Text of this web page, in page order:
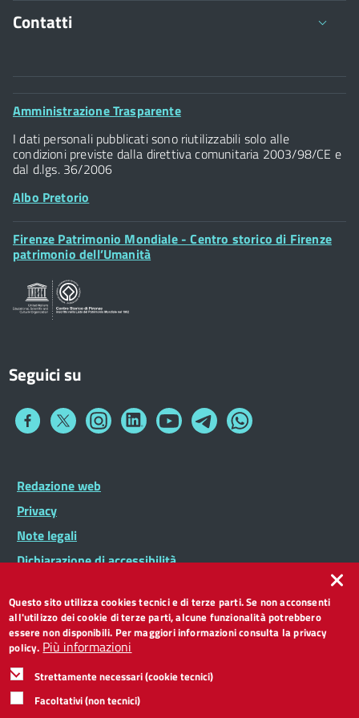
Contatti
Comune di Firenze
Palazzo Vecchio
Piazza della Signoria - 50122, Firenze
P.IVA 01307110484
Posta Elettronica Certificata
Footer
Amministrazione Trasparente
I dati personali pubblicati sono riutilizzabili solo alle
condizioni previste dalla direttiva comunitaria 2003/98/CE e
dal d.lgs. 36/2006
Albo Pretorio
Footer
Widget
Firenze Patrimonio Mondiale - Centro storico di Firenze
patrimonio dell’Umanità
Seguici su
Collegamento
Collegamento
a
Collegamento
a
Collegamento
a
Collegamento
a
Collegamento
a
Collegamento
a
Footer
Widget
Footer
menu
Redazione web
Privacy
Note legali
Dichiarazione di accessibilità
Questo sito utilizza cookies tecnici e di terze parti. Se non acconsenti
all'utilizzo dei cookie di terze parti, alcune funzionalità potrebbero
essere non disponibili. Per maggiori informazioni consulta la privacy
policy. Più informazioni
Strettamente necessari (cookie tecnici)
Facoltativi (non tecnici)